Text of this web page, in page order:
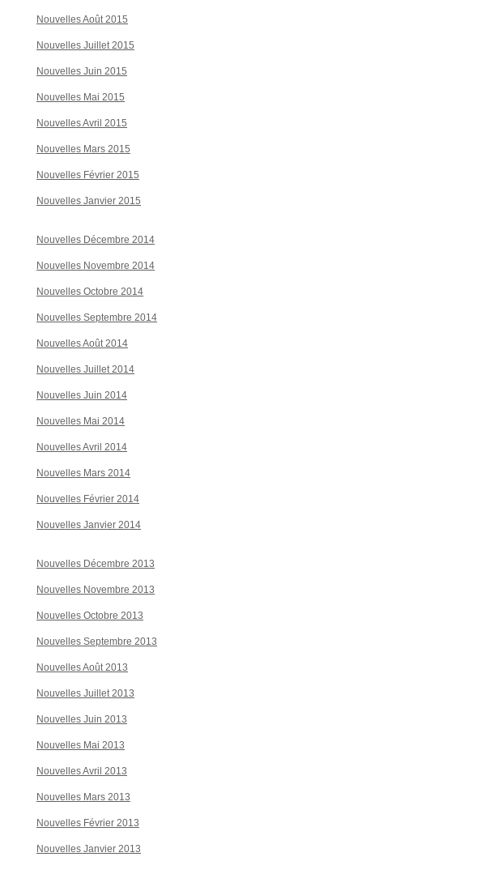
Nouvelles Août 2015
Nouvelles Juillet 2015
Nouvelles Juin 2015
Nouvelles Mai 2015
Nouvelles Avril 2015
Nouvelles Mars 2015
Nouvelles Février 2015
Nouvelles Janvier 2015
Nouvelles Décembre 2014
Nouvelles Novembre 2014
Nouvelles Octobre 2014
Nouvelles Septembre 2014
Nouvelles Août 2014
Nouvelles Juillet 2014
Nouvelles Juin 2014
Nouvelles Mai 2014
Nouvelles Avril 2014
Nouvelles Mars 2014
Nouvelles Février 2014
Nouvelles Janvier 2014
Nouvelles Décembre 2013
Nouvelles Novembre 2013
Nouvelles Octobre 2013
Nouvelles Septembre 2013
Nouvelles Août 2013
Nouvelles Juillet 2013
Nouvelles Juin 2013
Nouvelles Mai 2013
Nouvelles Avril 2013
Nouvelles Mars 2013
Nouvelles Février 2013
Nouvelles Janvier 2013